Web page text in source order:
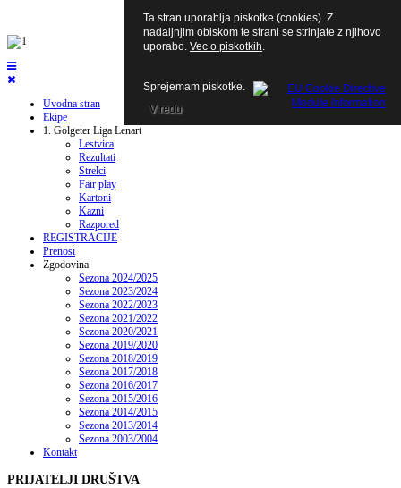
Uvodna stran
Ekipe
1. Golgeter Liga Lenart
Lestvica
Rezultati
Strelci
Fair play
Kartoni
Kazni
Razpored
REGISTRACIJE
Prenosi
Zgodovina
Sezona 2024/2025
Sezona 2023/2024
Sezona 2022/2023
Sezona 2021/2022
Sezona 2020/2021
Sezona 2019/2020
Sezona 2018/2019
Sezona 2017/2018
Sezona 2016/2017
Sezona 2015/2016
Sezona 2014/2015
Sezona 2013/2014
Sezona 2003/2004
Kontakt
PRIJATELJI DRUŠTVA
Ta stran uporablja piskotke (cookies). Z
nadaljnjim obiskom te strani se strinjate z njihovo
uporabo. Vec o piskotkih.
Sprejemam piskotke.
V redu